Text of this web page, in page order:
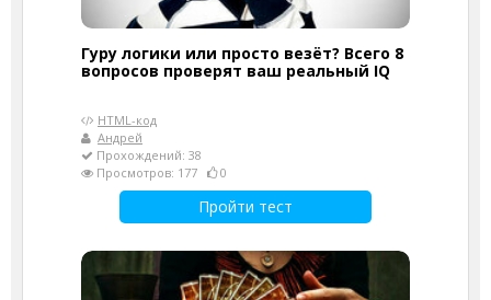
Гуру логики или просто везёт? Всего 8
вопросов проверят ваш реальный IQ
HTML-код
Андрей
Прохождений: 38
Просмотров: 177
0
Пройти тест